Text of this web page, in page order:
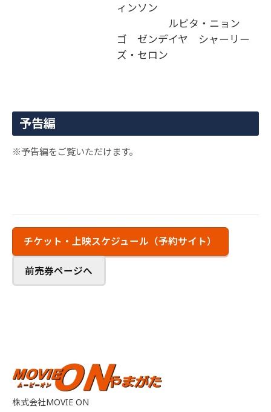
ィンソン
ルピタ・ニョン
ゴ ゼンデイヤ シャーリー
ズ・セロン
予告編
※予告編をご覧いただけます。
チケット・上映スケジュール（予約サイト）
前売券ページへ
株式会社MOVIE ON